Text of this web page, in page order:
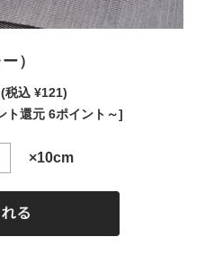
）
(税込 ¥121)
ト還元 6ポイント～]
×10cm